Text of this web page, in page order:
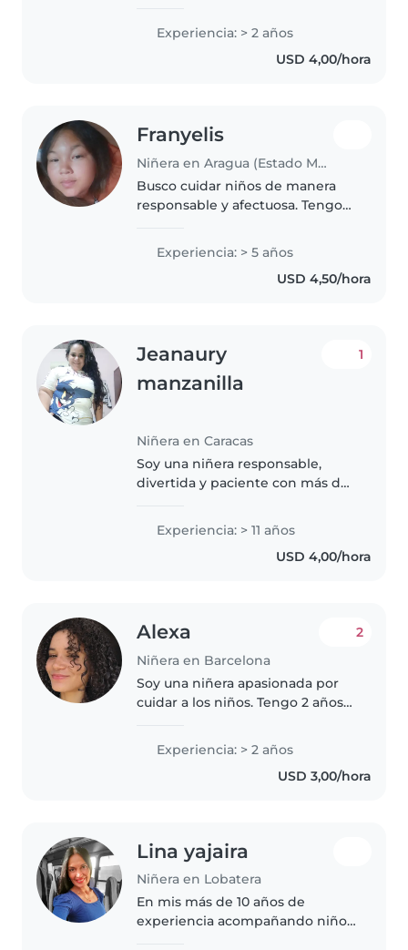
música y leerles cuentos
infantiles. Me siento cómoda con
mascotas y la cocina. ¡Busco..
Experiencia: > 2 años
USD 4,00/hora
Franyelis
Niñera en Aragua (Estado Monagas)
Busco cuidar niños de manera
responsable y afectuosa. Tengo
niños pequeños y preescolares.
Me encanta leerles, jugar con
ellos y hacer música. Disfruto..
Experiencia: > 5 años
USD 4,50/hora
Jeanaury
manzanilla
Niñera en Caracas
1
Soy una niñera responsable,
divertida y paciente con más de
especialmente con bebés.
También tengo experiencia con
niños con necesidades
Experiencia: > 11 años
USD 4,00/hora
Alexa
Niñera en Barcelona
2
Soy una niñera apasionada por
cuidar a los niños. Tengo 2 años
escolar. Disfruto mucho de leer
cuentos a los niños y cocinar..
Experiencia: > 2 años
USD 3,00/hora
Lina yajaira
Niñera en Lobatera
En mis más de 10 años de
experiencia acompañando niños